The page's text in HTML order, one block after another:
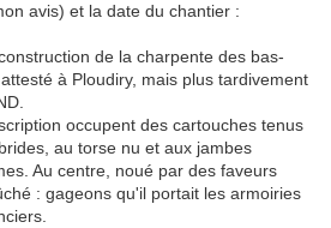
avis) et la date du chantier :
de la charpente des bas-
à Ploudiry, mais plus tardivement
occupent des cartouches tenus
au torse nu et aux jambes
Au centre, noué par des faveurs
: gageons qu'il portait les armoiries